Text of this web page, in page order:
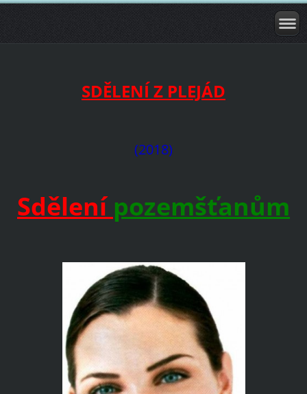
SDĚLENÍ Z PLEJÁD
(2018)
Sdělení pozemšťanům